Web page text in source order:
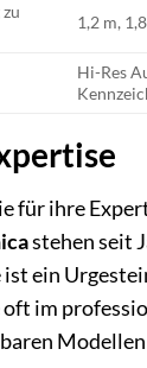
1,2 m,
Hi-Res
für ihre
stehen seit
ein
im
Modellen